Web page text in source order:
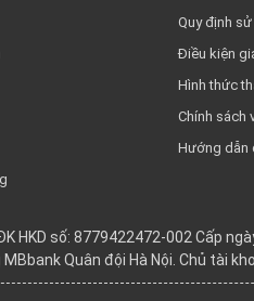
Quy định
Điều kiện
Hình thức
Chính sách
Hướng dẫn
HKD số: 8779422472-002 Cấp
Quân đội Hà Nội. Chủ tài